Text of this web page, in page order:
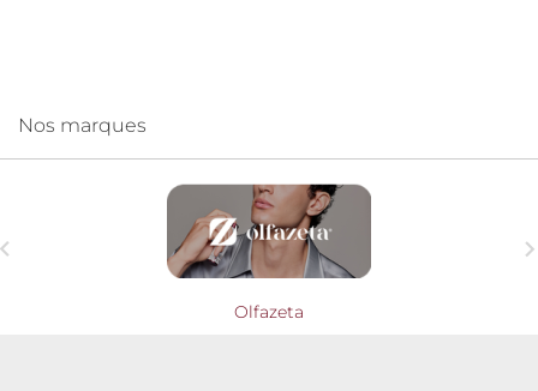
Nos marques
Olfazeta